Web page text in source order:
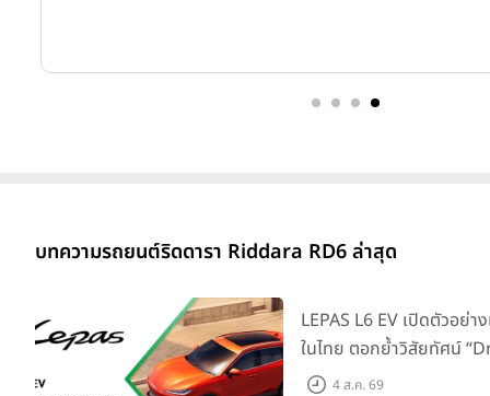
บทความรถยนต์ริดดารา Riddara RD6 ล่าสุด
LEPAS L6 EV เปิดตัวอย่
ในไทย ตอกย้ำวิสัยทัศน์
Elegance” มาพร้อม 2 รุ่
4 ส.ค. 69